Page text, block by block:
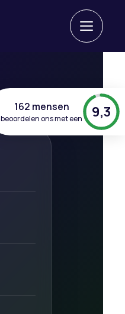
162 mensen
beoordelen ons met een 9,3